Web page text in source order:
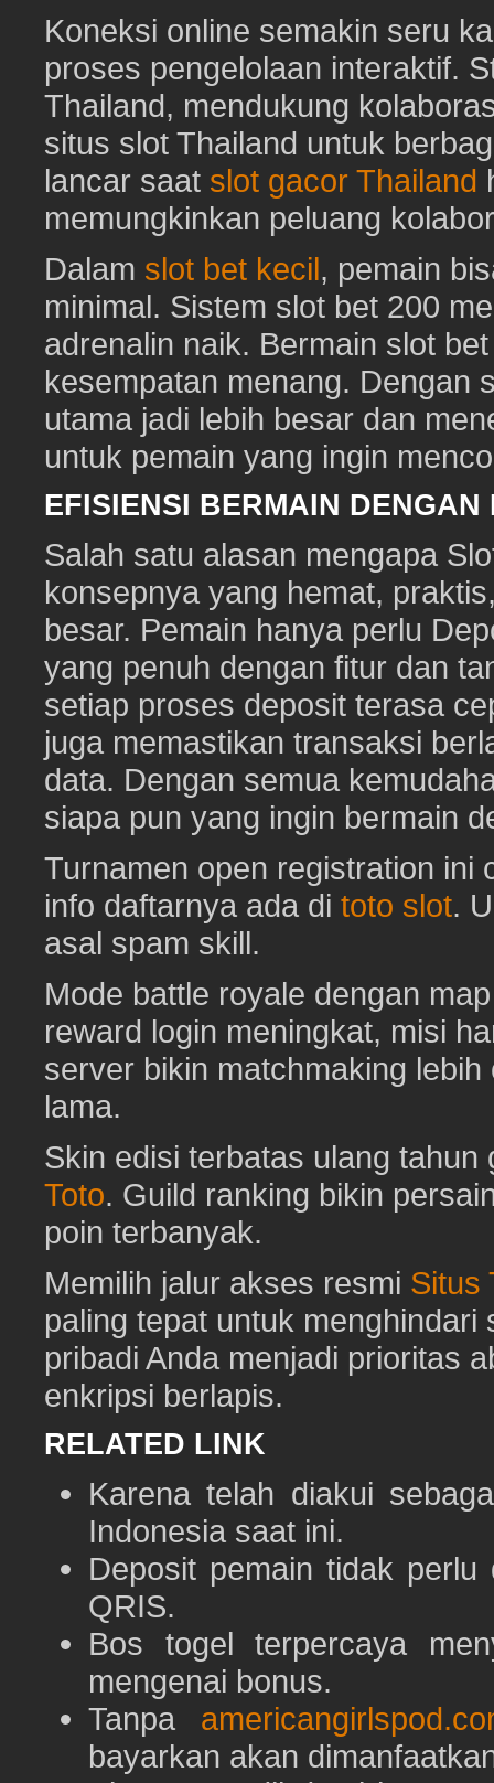
Koneksi online semakin seru
proses pengelolaan interaktif.
Thailand, mendukung
situs slot Thailand untuk
lancar saat slot gacor Thailand
memungkinkan peluang
Dalam slot bet kecil, pemain
minimal. Sistem slot bet 200
adrenalin naik. Bermain slot
kesempatan menang. Dengan
utama jadi lebih besar dan
untuk pemain yang ingin
EFISIENSI BERMAIN
Salah satu alasan mengapa
konsepnya yang hemat,
besar. Pemain hanya perlu
yang penuh dengan fitur dan
setiap proses deposit terasa
juga memastikan transaksi
data. Dengan semua
siapa pun yang ingin bermain
Turnamen open registration ini
info daftarnya ada di toto slot.
asal spam skill.
Mode battle royale dengan
reward login meningkat, misi
server bikin matchmaking
lama.
Skin edisi terbatas ulang
Toto. Guild ranking bikin
poin terbanyak.
Memilih jalur akses resmi Situs
paling tepat untuk
pribadi Anda menjadi prioritas
enkripsi berlapis.
RELATED LINK
Karena telah diakui
Indonesia saat ini.
Deposit pemain tidak
QRIS.
Bos togel terpercaya
mengenai bonus.
Tanpa
bayarkan akan